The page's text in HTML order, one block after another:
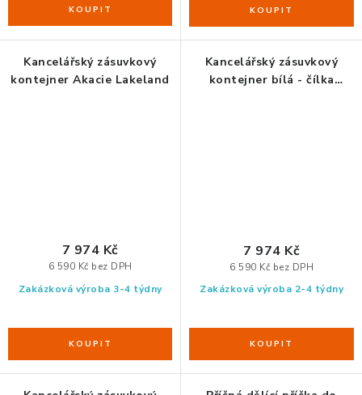
Kancelářský zásuvkový
kontejner Akacie Lakeland
Zakázková výroba 3-4 týdny
6 590 Kč bez DPH
7 974 Kč
Kancelářský zásuvkový
kontejner bílá - čílka
Zakázková výroba 2-4 týdny
6 590 Kč bez DPH
7 974 Kč